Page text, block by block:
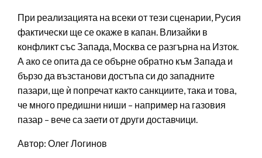
При реализацията на всеки от тези сценарии, Русия
фактически ще се окаже в капан. Влизайки в
конфликт със Запада, Москва се разгърна на Изток.
А ако се опита да се обърне обратно към Запада и
бързо да възстанови достъпа си до западните
пазари, ще ѝ попречат както санкциите, така и това,
че много предишни ниши – например на газовия
пазар – вече са заети от други доставчици.
Автор: Олег Логинов